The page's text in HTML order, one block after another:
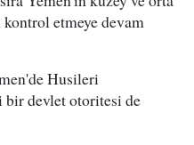
etmeye devam
Husileri
bir devlet otoritesi de